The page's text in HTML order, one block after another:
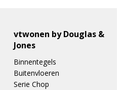
vtwonen by Douglas &
Jones
Binnentegels
Buitenvloeren
Serie Chop